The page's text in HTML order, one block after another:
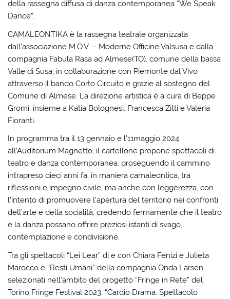
della rassegna diffusa di danza contemporanea “We Speak
Dance”.
CAMALEONTIKA è la rassegna teatrale organizzata
dall’associazione M.O.V. – Moderne Officine Valsusa e dalla
compagnia Fabula Rasa ad Almese(TO), comune della bassa
Valle di Susa, in collaborazione con Piemonte dal Vivo
attraverso il bando Corto Circuito e grazie al sostegno del
Comune di Almese. La direzione artistica è a cura di Beppe
Gromi, insieme a Katia Bolognesi, Francesca Zitti e Valeria
Fioranti.
In programma tra il 13 gennaio e l’11maggio 2024
all’Auditorium Magnetto, il cartellone propone spettacoli di
teatro e danza contemporanea, proseguendo il cammino
intrapreso dieci anni fa, in maniera camaleontica, tra
riflessioni e impegno civile, ma anche con leggerezza, con
l’intento di promuovere l’apertura del territorio nei confronti
dell’arte e della socialità, credendo fermamente che il teatro
e la danza possano offrire preziosi istanti di svago,
contemplazione e condivisione.
Tra gli spettacoli “Lei Lear” di e con Chiara Fenizi e Julieta
Marocco e “Resti Umani” della compagnia Onda Larsen
selezionati nell’ambito del progetto “Fringe in Rete” del
Torino Fringe Festival 2023, “Cardio Drama. Spettacolo